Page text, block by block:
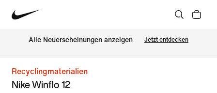
Alle Neuerscheinungen anzeigen Jetzt entdecken
Recyclingmaterialien
Nike Winflo 12